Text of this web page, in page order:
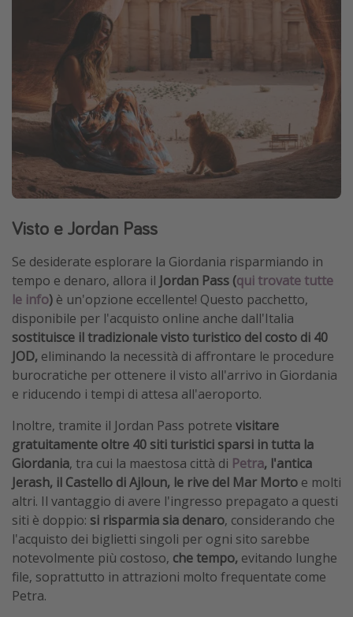
Visto e Jordan Pass
Se desiderate esplorare la Giordania risparmiando in
tempo e denaro, allora il Jordan Pass (qui trovate tutte
le info) è un'opzione eccellente! Questo pacchetto,
disponibile per l'acquisto online anche dall'Italia
sostituisce il tradizionale visto turistico del costo di 40
JOD, eliminando la necessità di affrontare le procedure
burocratiche per ottenere il visto all'arrivo in Giordania
e riducendo i tempi di attesa all'aeroporto.
Inoltre, tramite il Jordan Pass potrete visitare
gratuitamente oltre 40 siti turistici sparsi in tutta la
Giordania, tra cui la maestosa città di Petra, l'antica
Jerash, il Castello di Ajloun, le rive del Mar Morto e molti
altri. Il vantaggio di avere l'ingresso prepagato a questi
siti è doppio: si risparmia sia denaro, considerando che
l'acquisto dei biglietti singoli per ogni sito sarebbe
notevolmente più costoso, che tempo, evitando lunghe
file, soprattutto in attrazioni molto frequentate come
Petra.